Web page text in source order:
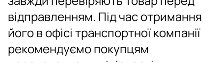
відправленням. Під час отримання
його в офісі транспортної компанії
рекомендуємо покупцям